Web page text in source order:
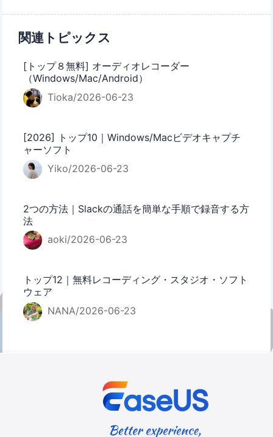
関連トピックス
[トップ８無料] オーディオレコーダー
（Windows/Mac/Android）
Tioka/2026-06-23
[2026] トップ10｜Windows/Macビデオキャプチ
ャーソフト
Yiko/2026-06-23
2つの方法｜Slackの通話を簡単な手順で録音する方
法
aoki/2026-06-23
トップ12｜無料レコーディング・スタジオ・ソフト
ウェア
NANA/2026-06-23